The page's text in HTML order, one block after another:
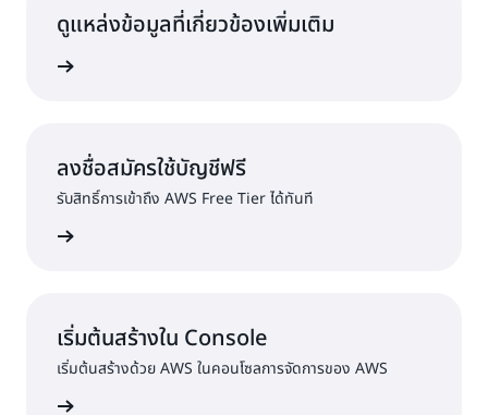
ดูแหล่งข้อมูลที่เกี่ยวข้องเพิ่มเติม
ลงชื่อสมัครใช้บัญชีฟรี
รับสิทธิ์การเข้าถึง AWS Free Tier ได้ทันที
เริ่มต้นสร้างใน Console
เริ่มต้นสร้างด้วย AWS ในคอนโซลการจัดการของ AWS